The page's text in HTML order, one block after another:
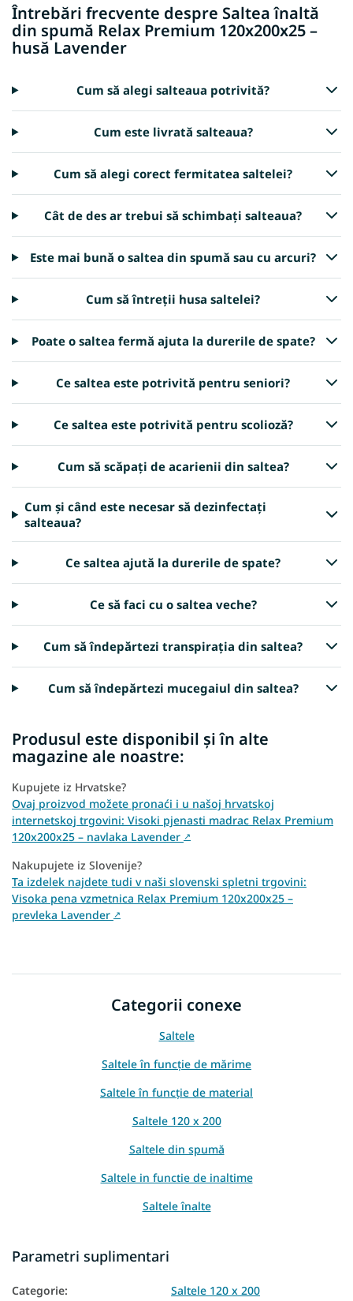
Întrebări frecvente despre Saltea înaltă
din spumă Relax Premium 120x200x25 –
husă Lavender
Cum să alegi salteaua potrivită?
Cum este livrată salteaua?
Cum să alegi corect fermitatea saltelei?
Cât de des ar trebui să schimbați salteaua?
Este mai bună o saltea din spumă sau cu arcuri?
Cum să întreții husa saltelei?
Poate o saltea fermă ajuta la durerile de spate?
Ce saltea este potrivită pentru seniori?
Ce saltea este potrivită pentru scolioză?
Cum să scăpați de acarienii din saltea?
Cum și când este necesar să dezinfectați
salteaua?
Ce saltea ajută la durerile de spate?
Ce să faci cu o saltea veche?
Cum să îndepărtezi transpirația din saltea?
Cum să îndepărtezi mucegaiul din saltea?
Produsul este disponibil și în alte
magazine ale noastre:
Kupujete iz Hrvatske?
Ovaj proizvod možete pronaći i u našoj hrvatskoj
internetskoj trgovini: Visoki pjenasti madrac Relax Premium
120x200x25 – navlaka Lavender ↗
Nakupujete iz Slovenije?
Ta izdelek najdete tudi v naši slovenski spletni trgovini:
Visoka pena vzmetnica Relax Premium 120x200x25 –
prevleka Lavender ↗
Categorii conexe
Saltele
Saltele în funcție de mărime
Saltele în funcție de material
Saltele 120 x 200
Saltele din spumă
Saltele in functie de inaltime
Saltele înalte
Saltele pentru musafiri
Saltele pentru paturi suplimentare
Parametri suplimentari
Categorie: Saltele 120 x 200